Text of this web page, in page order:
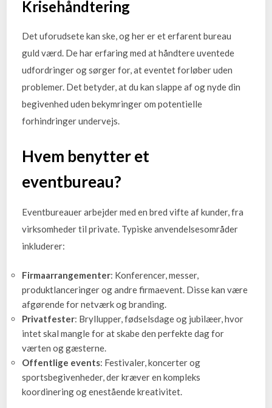
Krisehåndtering
Det uforudsete kan ske, og her er et erfarent bureau
guld værd. De har erfaring med at håndtere uventede
udfordringer og sørger for, at eventet forløber uden
problemer. Det betyder, at du kan slappe af og nyde din
begivenhed uden bekymringer om potentielle
forhindringer undervejs.
Hvem benytter et
eventbureau?
Eventbureauer arbejder med en bred vifte af kunder, fra
virksomheder til private. Typiske anvendelsesområder
inkluderer:
Firmaarrangementer: Konferencer, messer,
produktlanceringer og andre firmaevent. Disse kan være
afgørende for netværk og branding.
Privatfester: Bryllupper, fødselsdage og jubilæer, hvor
intet skal mangle for at skabe den perfekte dag for
værten og gæsterne.
Offentlige events: Festivaler, koncerter og
sportsbegivenheder, der kræver en kompleks
koordinering og enestående kreativitet.